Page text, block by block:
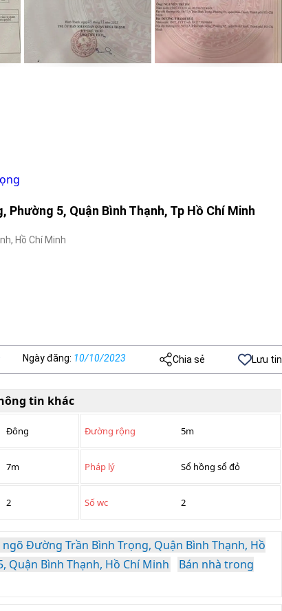
5, Quận Bình Thạnh, Tp Hồ Chí Minh
Hồ Chí Minh
Ngày đăng: 10/10/2023 Chia sẻ Lưu tin
tin khác
Đông Đường rộng 5m
7m Pháp lý Sổ hồng sổ đỏ
2 Số wc 2
Đường Trần Bình Trọng, Quận Bình Thạnh, Hồ
Quận Bình Thạnh, Hồ Chí Minh
Bán nhà trong